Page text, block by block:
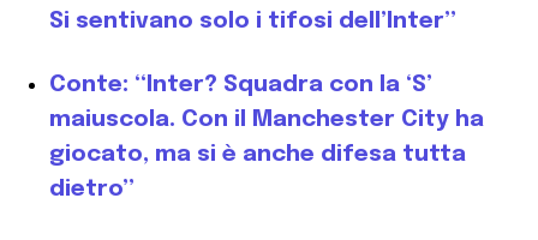
Si sentivano solo i tifosi dell’Inter”
Conte: “Inter? Squadra con la ‘S’
maiuscola. Con il Manchester City ha
giocato, ma si è anche difesa tutta
dietro”